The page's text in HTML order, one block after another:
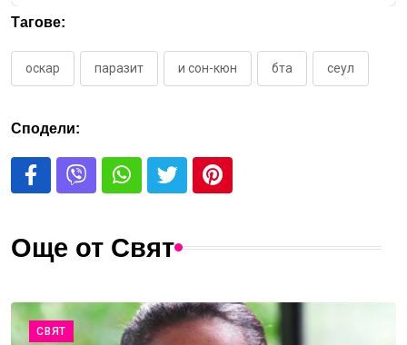
Тагове:
оскар паразит и сон-кюн бта сеул
Сподели:
Още от Свят
СВЯТ